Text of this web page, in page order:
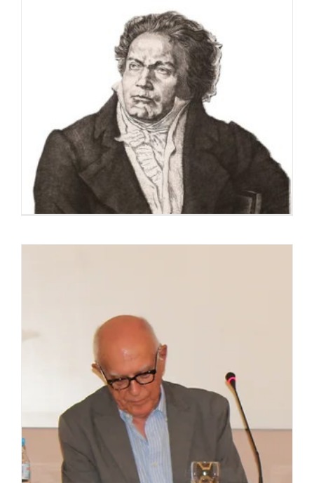
Blasco Ibáñez, el tango y los festivales
23 mayo, 2025
Redescubriendo «La araña»
27 febrero, 2025